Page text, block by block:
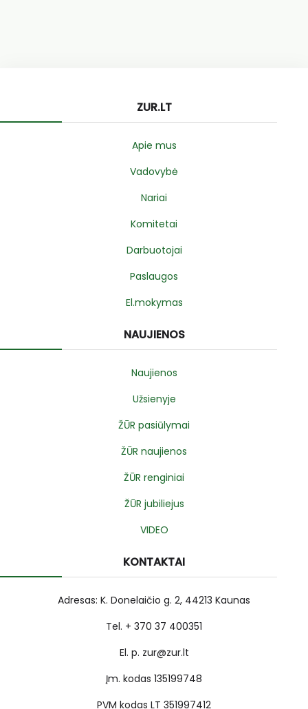
ZUR.LT
Apie mus
Vadovybė
Nariai
Komitetai
Darbuotojai
Paslaugos
El.mokymas
NAUJIENOS
Naujienos
Užsienyje
ŽŪR pasiūlymai
ŽŪR naujienos
ŽŪR renginiai
ŽŪR jubiliejus
VIDEO
KONTAKTAI
Adresas: K. Donelaičio g. 2, 44213 Kaunas
Tel. + 370 37 400351
El. p. zur@zur.lt
Įm. kodas 135199748
PVM kodas LT 351997412